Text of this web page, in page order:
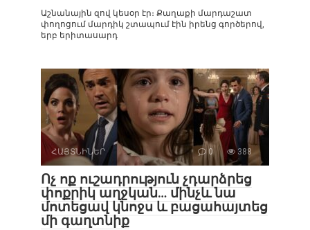
Աշնանային զով կեսօր էր։ Քաղաքի մարդաշատ
փողոցում մարդիկ շտապում էին իրենց գործերով,
երբ երիտասարդ
ՀԱՅՏՆԻՆԵՐ 0 388
Ոչ ոք ուշադրություն չդարձրեց
փոքրիկ աղջկան… մինչև նա
մոտեցավ կնոջս և բացահայտեց
մի գաղտնիք